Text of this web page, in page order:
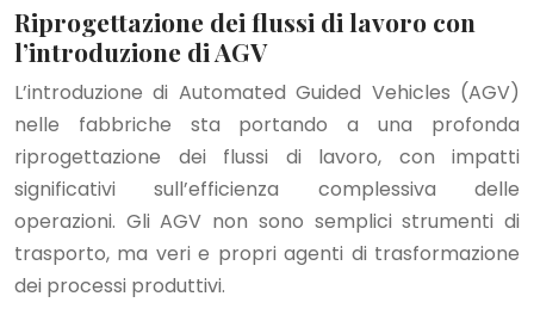
Riprogettazione dei flussi di lavoro con
l’introduzione di AGV
L’introduzione di Automated Guided Vehicles (AGV)
nelle fabbriche sta portando a una profonda
riprogettazione dei flussi di lavoro, con impatti
significativi sull’efficienza complessiva delle
operazioni. Gli AGV non sono semplici strumenti di
trasporto, ma veri e propri agenti di trasformazione
dei processi produttivi.